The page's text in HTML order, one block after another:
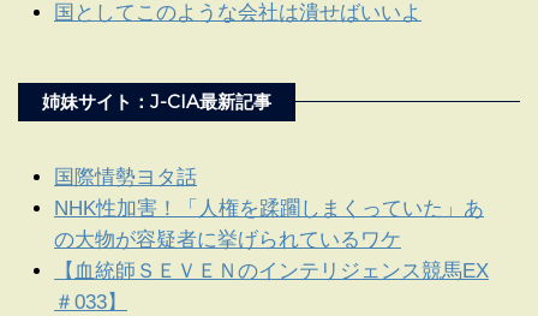
国としてこのような会社は潰せばいいよ
姉妹サイト：J-CIA最新記事
国際情勢ヨタ話
NHK性加害！「人権を蹂躙しまくっていた」あ
の大物が容疑者に挙げられているワケ
【血統師ＳＥＶＥＮのインテリジェンス競馬EX
＃033】